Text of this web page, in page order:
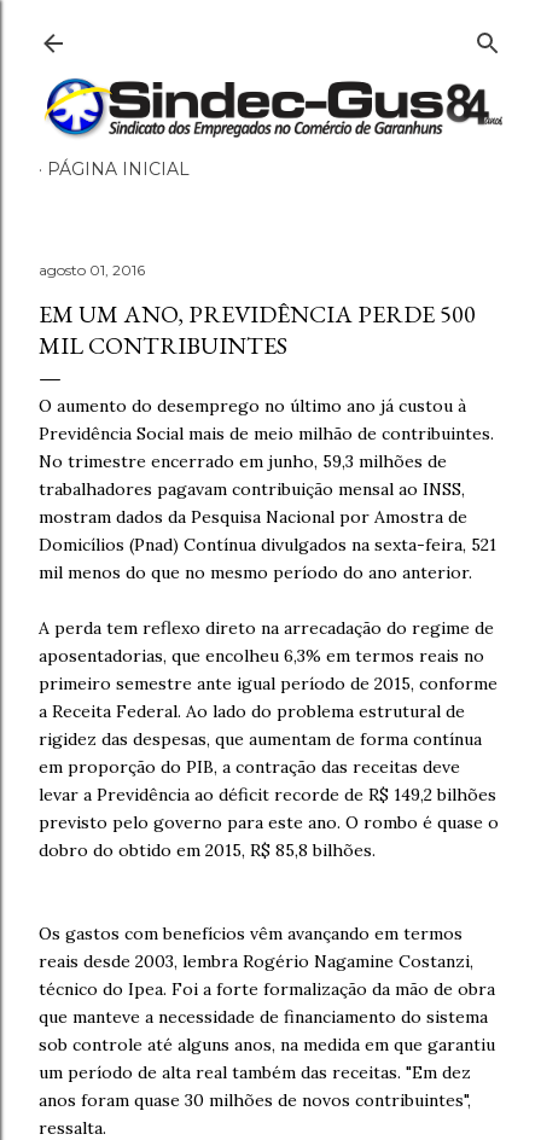
PÁGINA INICIAL
agosto 01, 2016
EM UM ANO, PREVIDÊNCIA PERDE 500
MIL CONTRIBUINTES
O aumento do desemprego no último ano já custou à
Previdência Social mais de meio milhão de contribuintes.
No trimestre encerrado em junho, 59,3 milhões de
trabalhadores pagavam contribuição mensal ao INSS,
mostram dados da Pesquisa Nacional por Amostra de
Domicílios (Pnad) Contínua divulgados na sexta-feira, 521
mil menos do que no mesmo período do ano anterior.
A perda tem reflexo direto na arrecadação do regime de
aposentadorias, que encolheu 6,3% em termos reais no
primeiro semestre ante igual período de 2015, conforme
a Receita Federal. Ao lado do problema estrutural de
rigidez das despesas, que aumentam de forma contínua
em proporção do PIB, a contração das receitas deve
levar a Previdência ao déficit recorde de R$ 149,2 bilhões
previsto pelo governo para este ano. O rombo é quase o
dobro do obtido em 2015, R$ 85,8 bilhões.
Os gastos com benefícios vêm avançando em termos
reais desde 2003, lembra Rogério Nagamine Costanzi,
técnico do Ipea. Foi a forte formalização da mão de obra
que manteve a necessidade de financiamento do sistema
sob controle até alguns anos, na medida em que garantiu
um período de alta real também das receitas. "Em dez
anos foram quase 30 milhões de novos contribuintes",
ressalta.